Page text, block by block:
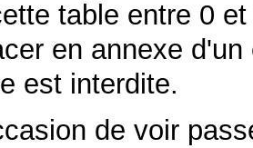
table entre 0
en annexe
est interdite.
de voir